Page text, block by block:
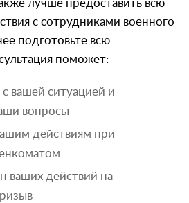
лучше предоставить всю
с сотрудниками военного
подготовьте всю
поможет:
вашей ситуацией и
вопросы
действиям при
ваших действий на